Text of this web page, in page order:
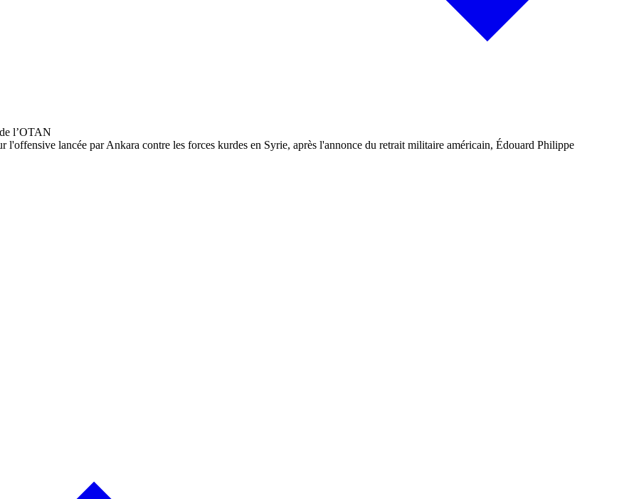
l'offensive lancée par Ankara contre les forces kurdes en Syrie, après l'annonce du retrait militaire américain, Édouard Philippe